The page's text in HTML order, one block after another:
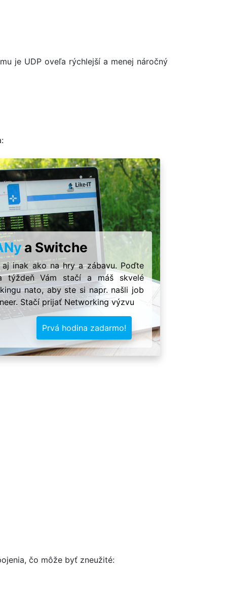
je UDP oveľa rýchlejší a menej náročný
a Switche
inak ako na hry a zábavu. Poďte
týždeň Vám stačí a máš skvelé
nato, aby ste si napr. našli job
Stačí prijať Networking výzvu
Prvá hodina zadarmo!
čo môže byť zneužité: